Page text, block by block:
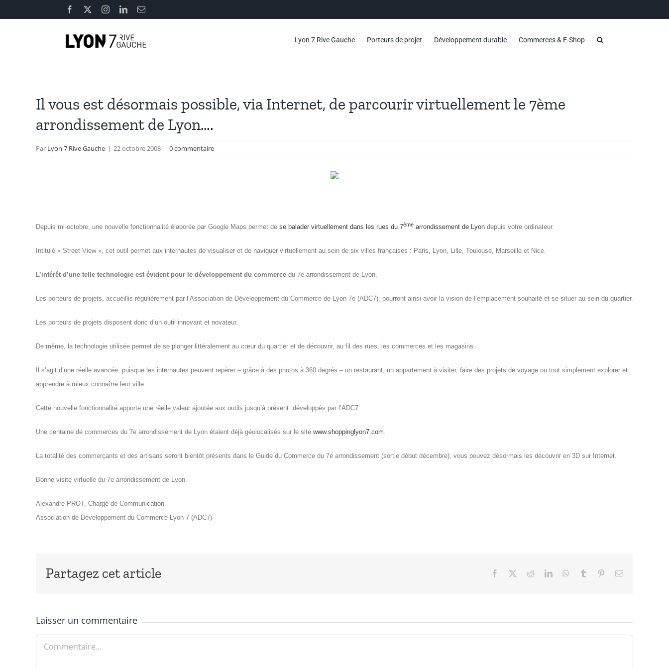
au
Facebook InstagramLinkedInEmail
Lyon 7 Rive Gauche Porteurs de projet Développement durable Commerces & E-Shop
Il vous est désormais possible, via Internet, de parcourir virtuellement le 7ème
arrondissement de Lyon….
Par Lyon 7 Rive Gauche | 22 octobre 2008 | 0 commentaire
Depuis mi-octobre, une nouvelle fonctionnalité élaborée par Google Maps permet de se balader virtuellement dans les rues du 7ème arrondissement de Lyon depuis votre ordinateur.
Intitulé « Street View », cet outil permet aux internautes de visualiser et de naviguer virtuellement au sein de six villes françaises : Paris, Lyon, Lille, Toulouse, Marseille et Nice.
L’intérêt d’une telle technologie est évident pour le développement du commerce du 7e arrondissement de Lyon.
Les porteurs de projets, accueillis régulièrement par l’Association de Développement du Commerce de Lyon 7e (ADC7), pourront ainsi avoir la vision de l’emplacement souhaité et se situer au sein du quartier.
Les porteurs de projets disposent donc d’un outil innovant et novateur.
De même, la technologie utilisée permet de se plonger littéralement au cœur du quartier et de découvrir, au fil des rues, les commerces et les magasins.
Il s’agit d’une réelle avancée, puisque les internautes peuvent repérer – grâce à des photos à 360 degrés – un restaurant, un appartement à visiter, faire des projets de voyage ou tout simplement explorer et
apprendre à mieux connaître leur ville.
Cette nouvelle fonctionnalité apporte une réelle valeur ajoutée aux outils jusqu’à présent développés par l’ADC7.
Une centaine de commerces du 7e arrondissement de Lyon étaient déjà géolocalisés sur le site www.shoppinglyon7.com.
La totalité des commerçants et des artisans seront bientôt présents dans le Guide du Commerce du 7e arrondissement (sortie début décembre), vous pouvez désormais les découvrir en 3D sur Internet.
Bonne visite virtuelle du 7e arrondissement de Lyon.
Alexandre PROT, Chargé de Communication
Association de Développement du Commerce Lyon 7 (ADC7)
Partagez cet article Facebook RedditLinkedInWhatsApp
Tumblr PinterestEmail
Laisser un commentaire
Commentaire